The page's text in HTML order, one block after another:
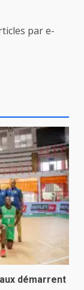
par e-
démarrent